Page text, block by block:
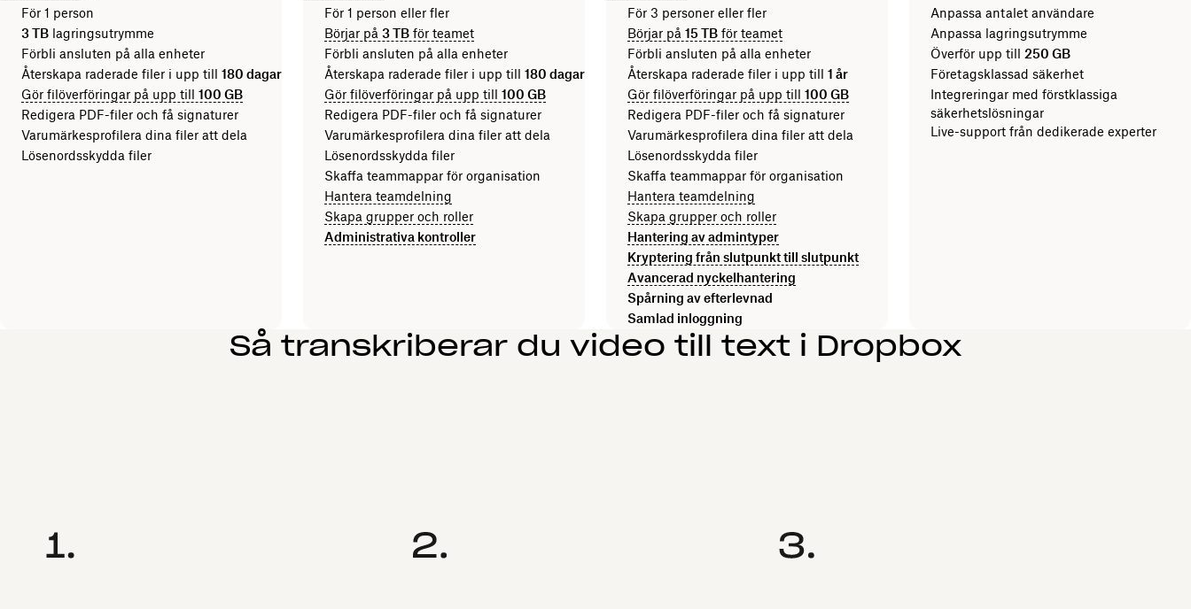
För 1 person
3 TB lagringsutrymme
Förbli ansluten på alla enheter
Återskapa raderade filer i upp till 180 dagar
Gör filöverföringar på upp till 100 GB
Redigera PDF-filer och få signaturer
Varumärkesprofilera dina filer att dela
Lösenordsskydda filer
För 1 person eller fler
Börjar på 3 TB för teamet
Förbli ansluten på alla enheter
Återskapa raderade filer i upp till 180 dagar
Gör filöverföringar på upp till 100 GB
Redigera PDF-filer och få signaturer
Varumärkesprofilera dina filer att dela
Lösenordsskydda filer
Skaffa teammappar för organisation
Hantera teamdelning
Skapa grupper och roller
Administrativa kontroller
För 3 personer eller fler
Börjar på 15 TB för teamet
Förbli ansluten på alla enheter
Återskapa raderade filer i upp till 1 år
Gör filöverföringar på upp till 100 GB
Redigera PDF-filer och få signaturer
Varumärkesprofilera dina filer att dela
Lösenordsskydda filer
Skaffa teammappar för organisation
Hantera teamdelning
Skapa grupper och roller
Hantering av admintyper
Kryptering från slutpunkt till slutpunkt
Avancerad nyckelhantering
Spårning av efterlevnad
Samlad inloggning
Anpassa antalet användare
Anpassa lagringsutrymme
Överför upp till 250 GB
Företagsklassad säkerhet
Integreringar med förstklassiga
säkerhetslösningar
Live-support från dedikerade experter
Så transkriberar du video till text i Dropbox